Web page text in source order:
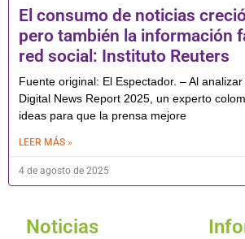
El consumo de noticias
pero también la información
red social: Instituto Reuters
Fuente original: El Espectador. – Al
Digital News Report 2025, un experto
ideas para que la prensa mejore
LEER MÁS »
4 de agosto de 2025
Noticias